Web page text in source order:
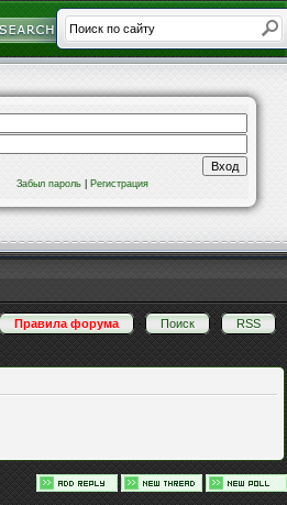
Забыл пароль| Регистрация
Правила форума · Поиск · RSS